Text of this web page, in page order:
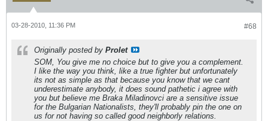
#68
03-28-2010, 11:36 PM
Originally posted by Prolet
SOM, You give me no choice but to give you a complement.
I like the way you think, like a true fighter but unfortunately
its not as simple as that because you know that we cant
underestimate anybody, it does sound pathetic i agree with
you but believe me Braka Miladinovci are a sensitive issue
for the Bulgarian Nationalists, they'll probably pin the one on
us for not having so called good neighborly relations.